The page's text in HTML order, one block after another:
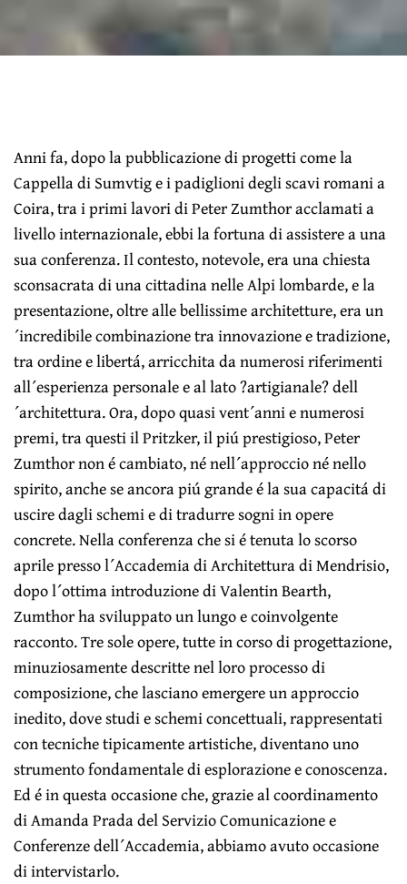
Anni fa, dopo la pubblicazione di progetti come la
Cappella di Sumvtig e i padiglioni degli scavi romani a
Coira, tra i primi lavori di Peter Zumthor acclamati a
livello internazionale, ebbi la fortuna di assistere a una
sua conferenza. Il contesto, notevole, era una chiesta
sconsacrata di una cittadina nelle Alpi lombarde, e la
presentazione, oltre alle bellissime architetture, era un
´incredibile combinazione tra innovazione e tradizione,
tra ordine e libertá, arricchita da numerosi riferimenti
all´esperienza personale e al lato ?artigianale? dell
´architettura. Ora, dopo quasi vent´anni e numerosi
premi, tra questi il Pritzker, il piú prestigioso, Peter
Zumthor non é cambiato, né nell´approccio né nello
spirito, anche se ancora piú grande é la sua capacitá di
uscire dagli schemi e di tradurre sogni in opere
concrete. Nella conferenza che si é tenuta lo scorso
aprile presso l´Accademia di Architettura di Mendrisio,
dopo l´ottima introduzione di Valentin Bearth,
Zumthor ha sviluppato un lungo e coinvolgente
racconto. Tre sole opere, tutte in corso di progettazione,
minuziosamente descritte nel loro processo di
composizione, che lasciano emergere un approccio
inedito, dove studi e schemi concettuali, rappresentati
con tecniche tipicamente artistiche, diventano uno
strumento fondamentale di esplorazione e conoscenza.
Ed é in questa occasione che, grazie al coordinamento
di Amanda Prada del Servizio Comunicazione e
Conferenze dell´Accademia, abbiamo avuto occasione
di intervistarlo.